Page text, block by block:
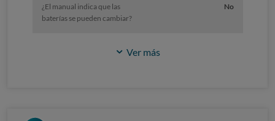
¿El manual indica que las
baterías se pueden cambiar?
No
Ver más